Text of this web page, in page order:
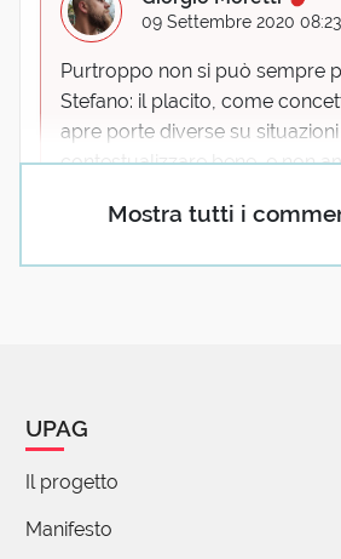
Mostra tutti i
09 Settembre 2020 08:23
Purtroppo non si può sempre
Stefano: il placito, come
apre porte diverse su
contestualizzare bene, e non
persona temesse di perdere il
UPAG
Il progetto
Manifesto